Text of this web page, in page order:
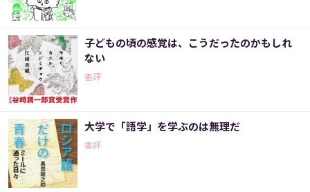
子どもの頃の感覚は、こうだったのかもしれ
ない
書評
大学で「語学」を学ぶのは無理だ
書評